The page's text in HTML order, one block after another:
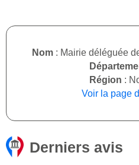
Nom : Mairie déléguée
Région :
Voir la page
Derniers avis